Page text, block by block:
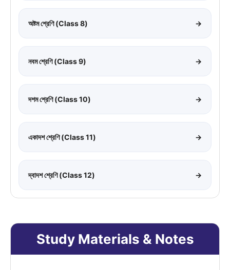
অষ্টম শ্রেণি (Class 8) →
নবম শ্রেণি (Class 9) →
দশম শ্রেণি (Class 10) →
একাদশ শ্রেণি (Class 11) →
দ্বাদশ শ্রেণি (Class 12) →
Study Materials & Notes